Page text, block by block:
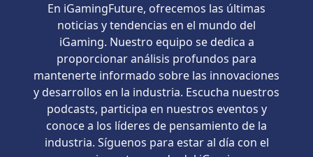
En iGamingFuture, ofrecemos las últimas
noticias y tendencias en el mundo del
iGaming. Nuestro equipo se dedica a
proporcionar análisis profundos para
mantenerte informado sobre las innovaciones
y desarrollos en la industria. Escucha nuestros
podcasts, participa en nuestros eventos y
conoce a los líderes de pensamiento de la
industria. Síguenos para estar al día con el